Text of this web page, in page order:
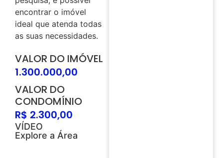
encontrar o imóvel
ideal que atenda todas
as suas necessidades.
VALOR DO IMÓVEL
1.300.000,00
VALOR DO
CONDOMÍNIO
R$ 2.300,00
VÍDEO
Explore a Área